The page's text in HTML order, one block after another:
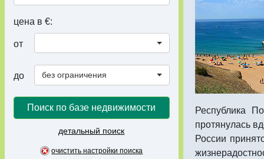
цена в €:
от
до без ограничения
Поиск по базе недвижимости
детальный поиск
очистить настройки поиска
Республика
протянулась
России